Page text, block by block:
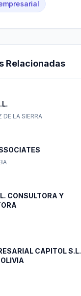
Relacionadas
DE LA SIERRA
CONSULTORA Y
CAPITOL S.L.